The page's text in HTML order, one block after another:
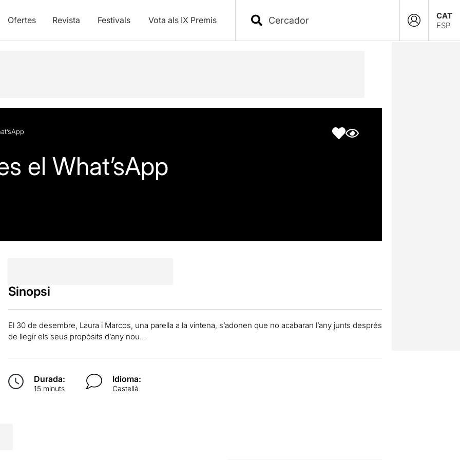
Ofertes Revista Festivals Vota als IX Premis
CAT
ESP
el What’sApp
Sinopsi
El 30 de desembre, Laura i Marcos, una parella a la vintena, s’adonen que no acabaran l’any junts després
de llegir els seus propòsits d’any nou…
Durada:
15 minuts
Idioma:
Castellà